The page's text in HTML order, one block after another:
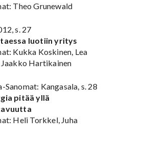
Theo Grunewald
s. 27
luotiin yritys
Kukka Koskinen, Lea
Hartikainen
Sanomat: Kangasala, s. 28
pitää yllä
Heli Torkkel, Juha